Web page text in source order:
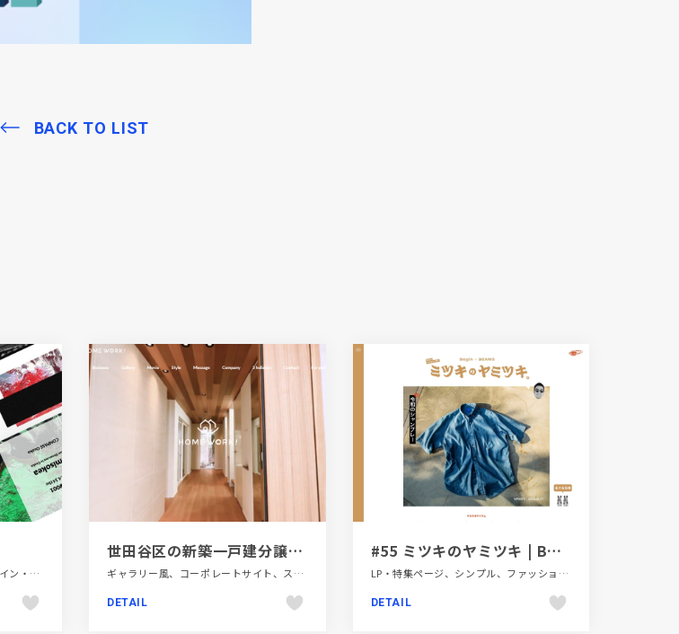
BACK TO LIST
シンプル、スタイリッシュ、デザイン・アート・音楽・文芸、フラットデザイン、ブラック系 、ブランド・サービスサイト、ホワイト系、単色・モノクロ
世田谷区の新築一戸建分譲ならホームワーク
ギャラリー風、コーポレートサイト、スタイリッシュ、ホワイト系、動画が流れる、建設・住宅・不動産
DETAIL
#55 ミツキのヤミツキ | Begin × BEAMS
LP・特集ページ、シンプル、ファッション・ビューティー、フラットデザイン、ベージュ・ゴールド系、ホワイト系、ポップ、手書き・ハンドメイド、日本テイスト
DETAIL